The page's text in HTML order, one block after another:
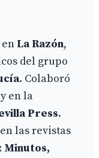
La Razón,
del grupo
. Colaboró
y en la
Press.
las revistas
Minutos,